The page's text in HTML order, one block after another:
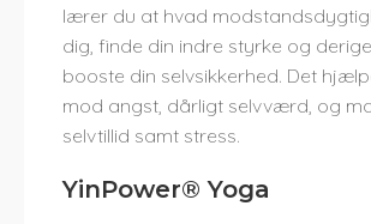
lærer du at hvad
dig, finde din indre styrke og
booste din selvsikkerhed. Det
mod angst, dårligt selvværd, og
selvtillid samt stress.
YinPower® Yoga